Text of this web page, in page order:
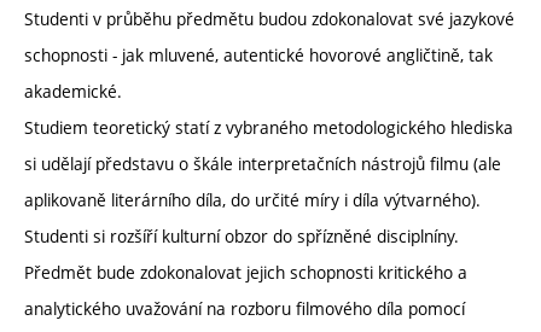
Studenti v průběhu předmětu budou zdokonalovat své jazykové
schopnosti - jak mluvené, autentické hovorové angličtině, tak
akademické.
Studiem teoretický statí z vybraného metodologického hlediska
si udělají představu o škále interpretačních nástrojů filmu (ale
aplikovaně literárního díla, do určité míry i díla výtvarného).
Studenti si rozšíří kulturní obzor do spřízněné disciplníny.
Předmět bude zdokonalovat jejich schopnosti kritického a
analytického uvažování na rozboru filmového díla pomocí